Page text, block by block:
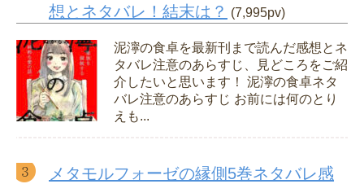
想とネタバレ！結末は？ (7,995pv)
泥濘の食卓を最新刊まで読んだ感想とネ
タバレ注意のあらすじ、見どころをご紹
介したいと思います！ 泥濘の食卓ネタ
バレ注意のあらすじ お前には何のとり
えも...
メタモルフォーゼの縁側5巻ネタバレ感